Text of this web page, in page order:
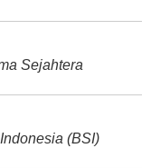
Sejahtera
(BSI)